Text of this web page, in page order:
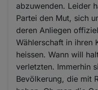
abzuwenden. Leider
Partei den Mut, sich
deren Anliegen
Wählerschaft in ihren
heissen. Wann will
verletzten. Immerhin
Bevölkerung, die mit